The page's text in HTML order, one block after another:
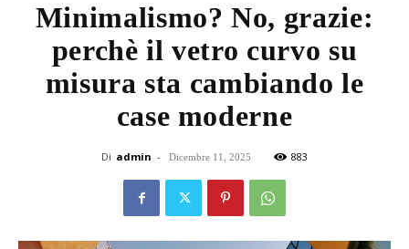
Minimalismo? No, grazie:
perchè il vetro curvo su
misura sta cambiando le
case moderne
Di admin - Dicembre 11, 2025 883